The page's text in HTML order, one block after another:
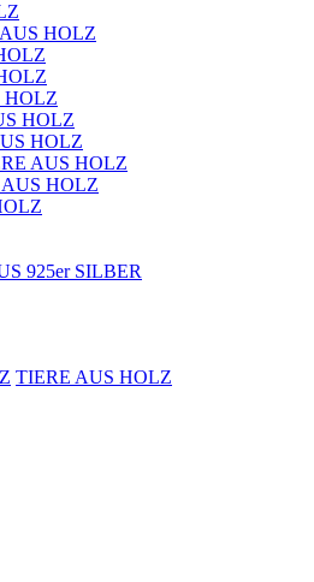
HOLZ
HOLZ
HOLZ
HOLZ
AUS HOLZ
HOLZ
925er SILBER
TIERE AUS HOLZ